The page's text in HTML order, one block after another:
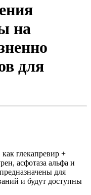
на
для
глекапревир +
асфотаза альфа и
для
и будут доступны